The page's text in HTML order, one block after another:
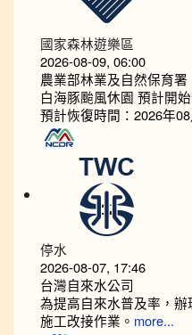
國家森林遊樂區
2026-08-09, 06:00
農業部林業及自然保育署
白海豚颱風休園 預計開
預計恢復時間：2026年
停水
2026-08-07, 17:46
台灣自來水公司
為提高自來水普及率，
施工改接作業。 more...